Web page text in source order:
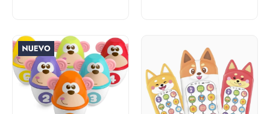
Estimulación primera infancia
Juguetes